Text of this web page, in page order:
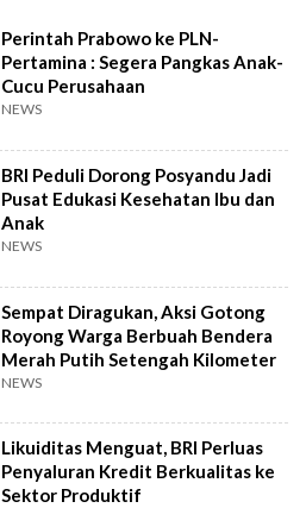
Perintah Prabowo ke PLN-
Pertamina : Segera Pangkas Anak-
Cucu Perusahaan
NEWS
BRI Peduli Dorong Posyandu Jadi
Pusat Edukasi Kesehatan Ibu dan
Anak
NEWS
Sempat Diragukan, Aksi Gotong
Royong Warga Berbuah Bendera
Merah Putih Setengah Kilometer
NEWS
Likuiditas Menguat, BRI Perluas
Penyaluran Kredit Berkualitas ke
Sektor Produktif